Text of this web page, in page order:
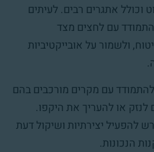
וכולל אתגרים רבים. לעיתים
עם לחצים מצד
ולשמור על אובייקטיביות
עם מקרים מורכבים בהם
או להעריך את היקפו.
להפעיל יצירתיות ושיקול דעת
הנכונות.